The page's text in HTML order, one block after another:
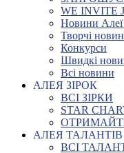
WE INVITE
Новини Алеї
Творчі
Конкурси
Швидкі
Всі новини
АЛЕЯ ЗІРОК
ВСІ ЗІРКИ
STAR
АЛЕЯ ТАЛАНТІВ
ВСІ